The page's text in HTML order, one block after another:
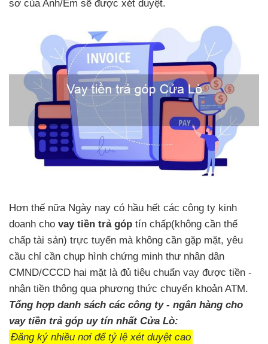
sơ của Anh/Em sẽ được xét duyệt.
Hơn thế nữa Ngày nay có hầu hết các công ty kinh
doanh cho vay tiền trả góp tín chấp(không cần thế
chấp tài sản) trực tuyến mà không cần gặp mặt, yêu
cầu chỉ cần chụp hình chứng minh thư nhân dân
CMND/CCCD hai mặt là đủ tiêu chuẩn vay được tiền -
nhận tiền thông qua phương thức chuyển khoản ATM.
Tổng hợp danh sách các công ty - ngân hàng cho
vay tiền trả góp uy tín nhất Cửa Lò:
Đăng ký nhiều nơi để tỷ lệ xét duyệt cao